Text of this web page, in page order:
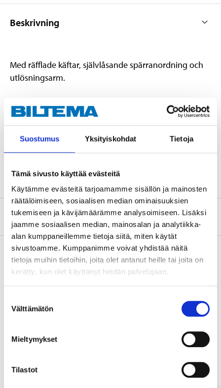
Suostumus Yksityiskohdat Tietoja
Tämä sivusto käyttää evästeitä
Käytämme evästeitä tarjoamamme sisällön ja mainosten
räätälöimiseen, sosiaalisen median ominaisuuksien
tukemiseen ja kävijämäärämme analysoimiseen. Lisäksi
jaamme sosiaalisen median, mainosalan ja analytiikka-
alan kumppaneillemme tietoja siitä, miten käytät
sivustoamme. Kumppanimme voivat yhdistää näitä
tietoja muihin tietoihin, joita olet antanut heille tai joita on
kerätty, kun olet käyttänyt heidän palvelujaan.
valinta
Välttämätön
Mieltymykset
Tilastot
Beskrivning
Med räfflade käftar, självlåsande spärranordning och
utlösningsarm.
Teknisk specifikation
Längd
220 mm
Om tillverkaren
Köp & Hämta
Andra kunder köpte också